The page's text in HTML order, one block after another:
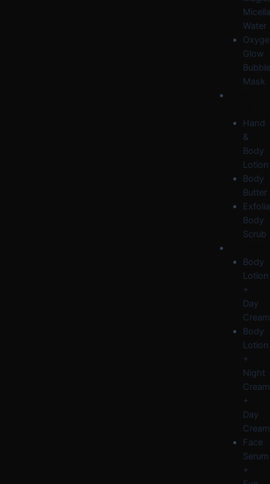
Water
Glow
Bubble
Mask
Hand
&
Body
Lotion
Body
Butter
Body
Scrub
Body
Lotion
+
Day
Cream
Body
Lotion
+
Night
Cream
+
Day
Cream
Face
Serum
+